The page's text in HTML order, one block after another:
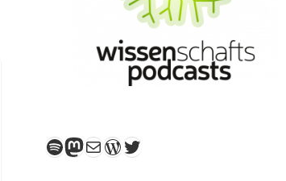
Spotify
Mastodon
E-MailWordPress
Twitter